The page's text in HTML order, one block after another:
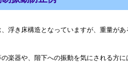
浮き床構造となっていますが、重量が
楽器や、階下への振動を気にされる方